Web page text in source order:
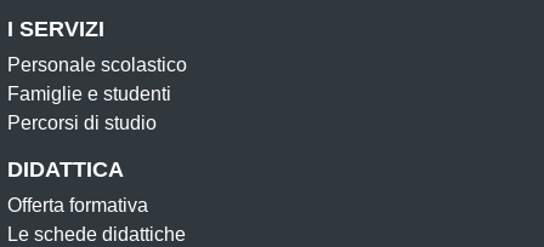
I SERVIZI
Personale scolastico
Famiglie e studenti
Percorsi di studio
DIDATTICA
Offerta formativa
Le schede didattiche